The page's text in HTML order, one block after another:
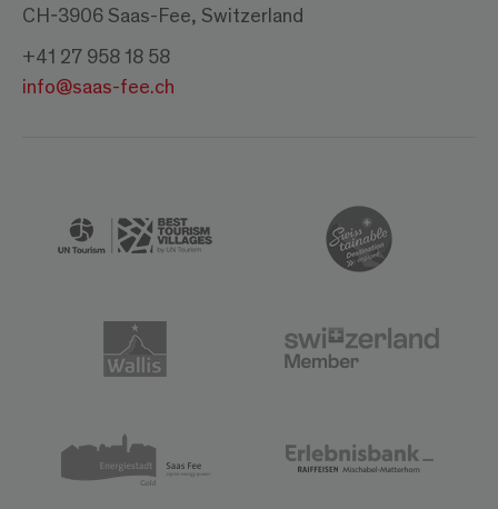
CH-3906 Saas-Fee, Switzerland
+41 27 958 18 58
info@saas-fee.ch